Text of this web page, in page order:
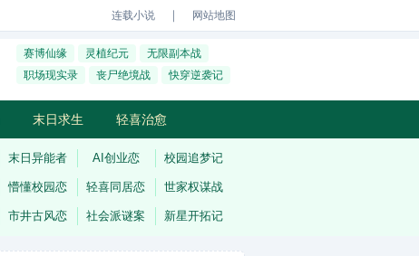
连载小说 ｜ 网站地图
赛博仙缘 灵植纪元
无限副本战
职场现实录
丧尸绝境战 快穿逆袭记
末日求生 轻喜治愈
末日异能者 AI创业恋 校园追梦记
懵懂校园恋 轻喜同居恋 世家权谋战
市井古风恋 社会派谜案 新星开拓记